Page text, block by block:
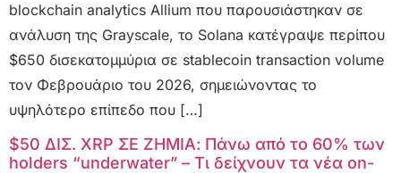
blockchain analytics Allium που παρουσιάστηκαν σε
ανάλυση της Grayscale, το Solana κατέγραψε περίπου
$650 δισεκατομμύρια σε stablecoin transaction volume
τον Φεβρουάριο του 2026, σημειώνοντας το
υψηλότερο επίπεδο που […]
$50 ΔΙΣ. XRP ΣΕ ΖΗΜΙΑ: Πάνω από το 60% των
holders “underwater” – Τι δείχνουν τα νέα on-